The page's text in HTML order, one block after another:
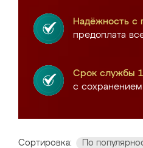
Надёжность с
предоплата
Срок службы
с сохранением
Сортировка: По